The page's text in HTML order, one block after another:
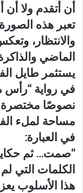
أن أتقدم ولا أن
تعبر هذه
والانتظار،
الماضي
يستثمر طايل
في رواية “رأس
نصوصًا مختصرة
مساحة لملء
في العبارة:
“صمت… ثم
الكلمات التي
هذا الأسلوب